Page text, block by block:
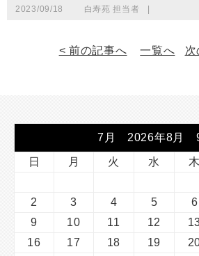
2023/09/18 白寿苑 担当者
< 前の記事へ 一覧へ
7月 2026年8月
日 月 火 水 木
2
3 4 5 6
9
10 11 12
16
17 18 19